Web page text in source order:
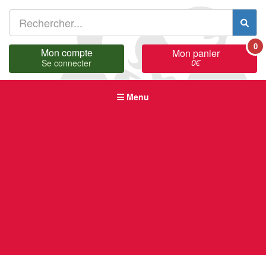
Mon compte
Se connecter
Mon panier
0€
0
Menu